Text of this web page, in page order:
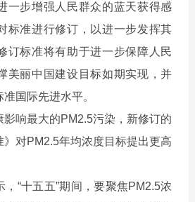
一步增强人民群众的蓝天获得感
标准进行修订，以进一步发挥其
订标准将有助于进一步保障人民
美丽中国建设目标如期实现，并
准国际先进水平。
响最大的PM2.5污染，新修订的
》对PM2.5年均浓度目标提出更高
“十五五”期间，要聚焦PM2.5浓